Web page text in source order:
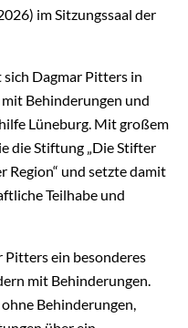
im Sitzungssaal der
sich Dagmar Pitters in
Behinderungen und
Lüneburg. Mit großem
die Stiftung „Die Stifter
Region“ und setzte damit
Teilhabe und
ein besonderes
mit Behinderungen.
Behinderungen,